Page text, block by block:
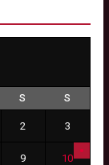
S S
2 3
9 10